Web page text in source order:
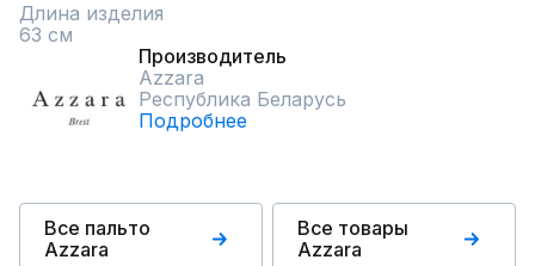
Длина изделия
63 см
Производитель
Azzara
Республика Беларусь
Подробнее
Все пальто
Azzara
Все товары
Azzara